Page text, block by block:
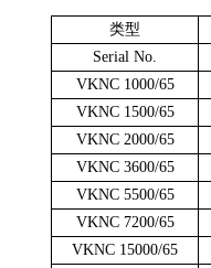
类型
Serial No.
VKNC 1000/65
VKNC 1500/65
VKNC 2000/65
VKNC 3600/65
VKNC 5500/65
VKNC 7200/65
VKNC 15000/65